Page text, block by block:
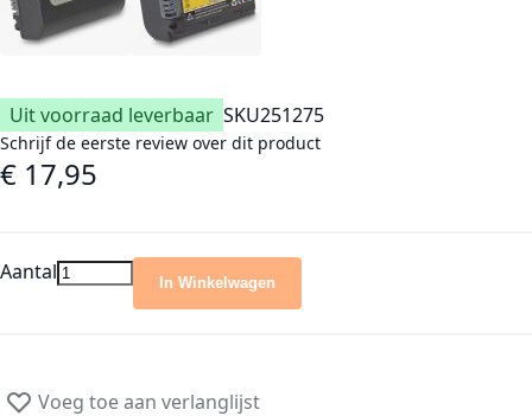
Uit voorraad leverbaar SKU251275
Schrijf de eerste review over dit product
€ 17,95
Aantal In Winkelwagen
Voeg toe aan verlanglijst